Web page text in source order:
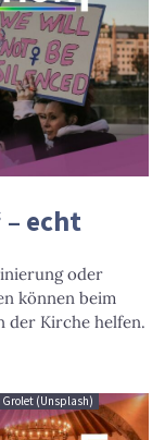
echt
oder
können beim
der Kirche helfen.
Grolet (Unsplash)